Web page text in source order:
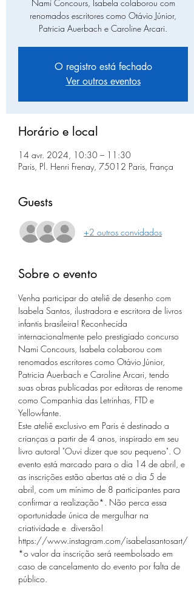
Nami Concours, Isabela colaborou com
renomados escritores como Otávio Júnior,
Patricia Auerbach e Caroline Arcari.
O registro está fechado
Ver outros eventos
Horário e local
14 avr. 2024, 10:30 – 11:30
Paris, Pl. Henri Frenay, 75012 Paris, França
Guests
+2 outros convidados
Sobre o evento
Venha participar do ateliê de desenho com
Isabela Santos, ilustradora e escritora de livros
infantis brasileira! Reconhecida
internacionalmente pelo prestigiado concurso
Nami Concours, Isabela colaborou com
renomados escritores como Otávio Júnior,
Patricia Auerbach e Caroline Arcari, tendo
suas obras publicadas por editoras de renome
como Companhia das Letrinhas, FTD e
Yellowfante.
Este ateliê exclusivo em Paris é destinado a
crianças a partir de 4 anos, inspirado em seu
livro autoral "Ouvi dizer que sou pequeno". O
evento está marcado para o dia 14 de abril, e
as inscrições estão abertas até o dia 5 de
abril, com um mínimo de 8 participantes para
confirmar a realização*. Não perca essa
oportunidade única de mergulhar na
criatividade e  diversão!
https://www.instagram.com/isabelasantosart/
*o valor da inscrição será reembolsado em
caso de cancelamento do evento por falta de
público.